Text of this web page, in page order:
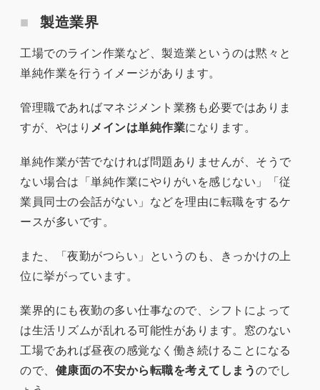
製造業界
工場でのライン作業など、製造業というのは黙々と
単純作業を行うイメージがあります。
管理職であればマネジメント業務も必要ではありま
すが、やはり メインは単純作業になります。
単純作業が苦でなければ問題ありませんが、そうで
ない場合は「単純作業にやりがいを感じない」「従
業員同士の会話がない」などを理由に転職をするケ
ースが多いです。
また、「夜勤がつらい」というのも、きっかけの上
位に挙がっています。
業界的にも夜勤の多い仕事なので、シフトによって
は生活リズムが乱れる可能性があります。窓のない
工場であれば昼夜の感覚なく働き続けることになる
ので、 健康面の不安から転職を考えてしまうのでし